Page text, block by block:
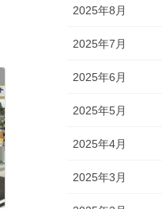
2025年8月
2025年7月
2025年6月
2025年5月
2025年4月
2025年3月